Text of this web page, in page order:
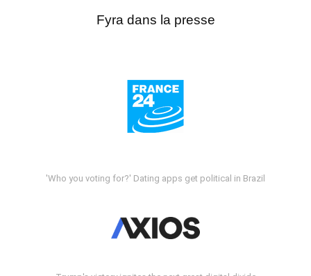
Fyra dans la presse
'Who you voting for?' Dating apps get political in Brazil